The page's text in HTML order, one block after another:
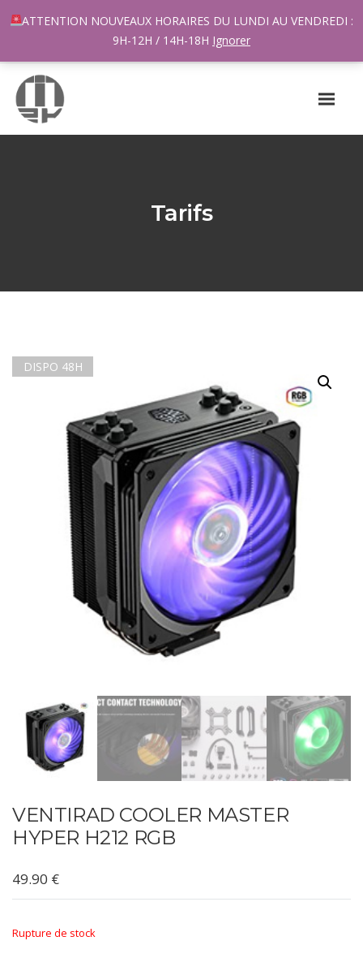
contact@m2k.fr
Tarifs
DISPO 48H
VENTIRAD COOLER MASTER
HYPER H212 RGB
49.90 €
Rupture de stock
ATTENTION NOUVEAUX HORAIRES DU LUNDI AU VENDREDI :
9H-12H / 14H-18H Ignorer